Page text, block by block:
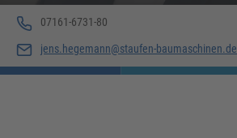
07161-6731-80
jens.hegemann@staufen-baumaschinen.de